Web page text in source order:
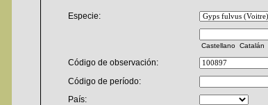
Especie:
Castellano Catalán
Código de observación:
Código de período:
País: